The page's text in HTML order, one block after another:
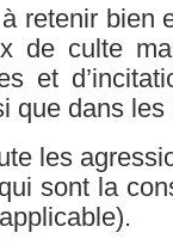
retenir bien
de culte
et
que dans les
les
sont la